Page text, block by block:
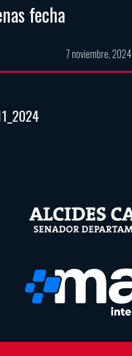
fecha
7 noviembre, 2024